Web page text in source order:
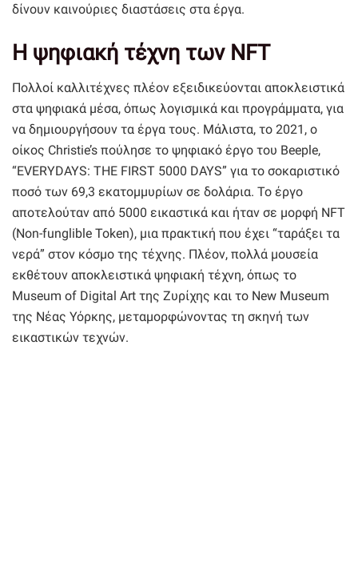
δίνουν καινούριες διαστάσεις στα έργα.
Η ψηφιακή τέχνη των NFT
Πολλοί καλλιτέχνες πλέον εξειδικεύονται αποκλειστικά
στα ψηφιακά μέσα, όπως λογισμικά και προγράμματα, για
να δημιουργήσουν τα έργα τους. Μάλιστα, το 2021, ο
οίκος Christie’s πούλησε το ψηφιακό έργο του Beeple,
“EVERYDAYS: THE FIRST 5000 DAYS” για το σοκαριστικό
ποσό των 69,3 εκατομμυρίων σε δολάρια. Το έργο
αποτελούταν από 5000 εικαστικά και ήταν σε μορφή NFT
(Νon-funglible Token), μια πρακτική που έχει “ταράξει τα
νερά” στον κόσμο της τέχνης. Πλέον, πολλά μουσεία
εκθέτουν αποκλειστικά ψηφιακή τέχνη, όπως το
Museum of Digital Art της Ζυρίχης και το New Museum
της Νέας Υόρκης, μεταμορφώνοντας τη σκηνή των
εικαστικών τεχνών.